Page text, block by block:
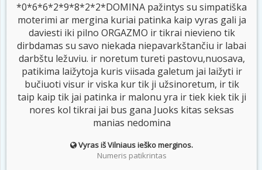
*0*6*6*2*9*8*2*2*DOMINA pažintys su simpatiška
moterimi ar mergina kuriai patinka kaip vyras gali ja
daviesti iki pilno ORGAZMO ir tikrai nievieno tik
dirbdamas su savo niekada niepavarkštančiu ir labai
darbštu ležuviu. ir noretum tureti pastovu,nuosava,
patikima laižytoja kuris viisada galetum jai laižyti ir
bučiuoti visur ir viska kur tik ji užsinoretum, ir tik
taip kaip tik jai patinka ir malonu yra ir tiek kiek tik ji
nores kol tikrai jai bus gana Juoks kitas seksas
manias nedomina
Vyras iš Vilniaus ieško merginos.
Numeris patikrintas